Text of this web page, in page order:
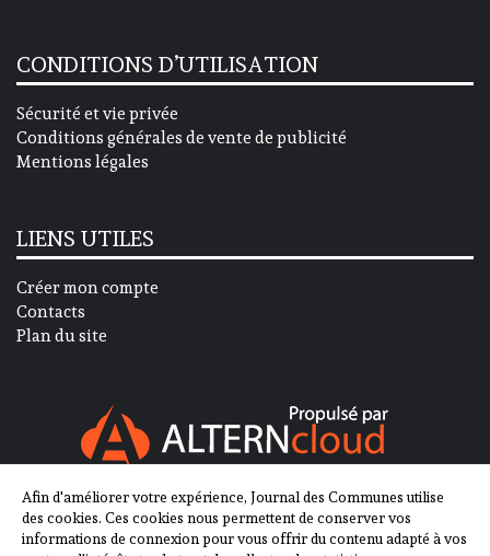
CONDITIONS D’UTILISATION
Sécurité et vie privée
Conditions générales de vente de publicité
Mentions légales
LIENS UTILES
Créer mon compte
Contacts
Plan du site
SUIVEZ-NOUS SUR
Afin d'améliorer votre expérience, Journal des Communes utilise
des cookies. Ces cookies nous permettent de conserver vos
informations de connexion pour vous offrir du contenu adapté à vos